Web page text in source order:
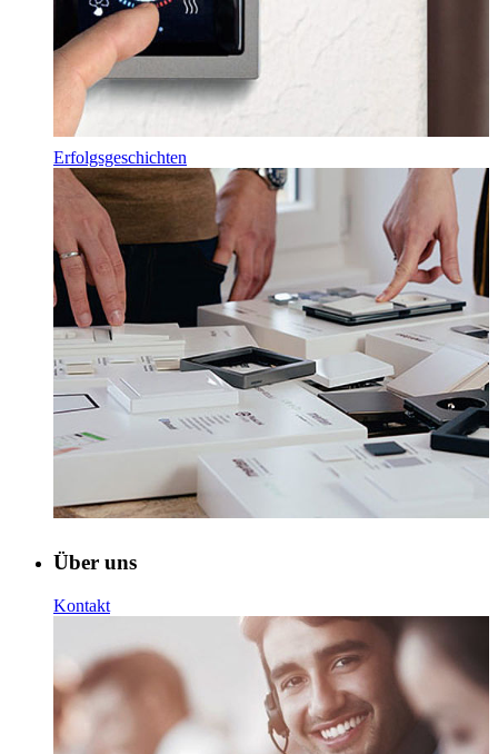
Erfolgsgeschichten
Über uns
Kontakt